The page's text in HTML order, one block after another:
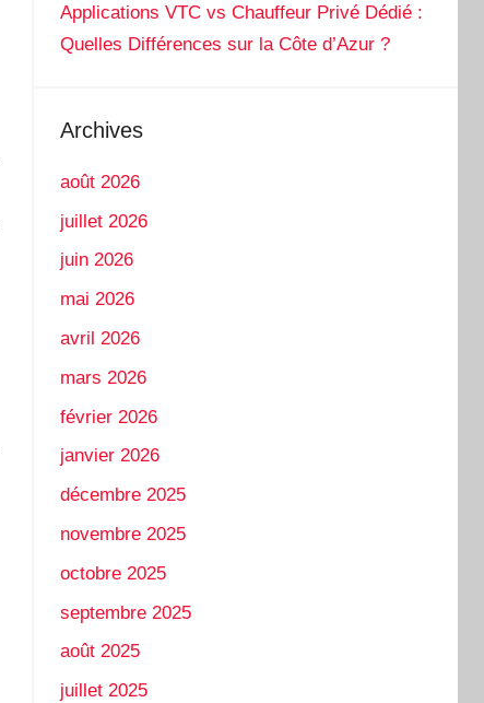
Applications VTC vs Chauffeur Privé Dédié :
Quelles Différences sur la Côte d’Azur ?
Archives
août 2026
juillet 2026
juin 2026
mai 2026
avril 2026
mars 2026
février 2026
janvier 2026
décembre 2025
novembre 2025
octobre 2025
septembre 2025
août 2025
juillet 2025